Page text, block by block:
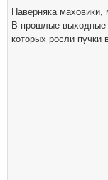
Наверняка
В прошлые выходные
которых росли пучки